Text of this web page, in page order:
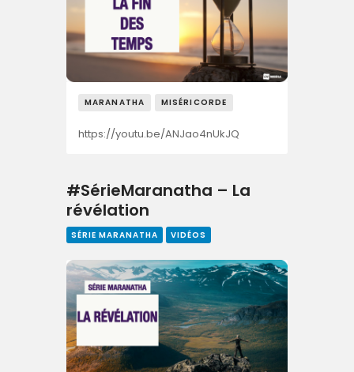
MARANATHA MISÉRICORDE
https://youtu.be/ANJao4nUkJQ
#SérieMaranatha – La
révélation
SÉRIE MARANATHA VIDÉOS